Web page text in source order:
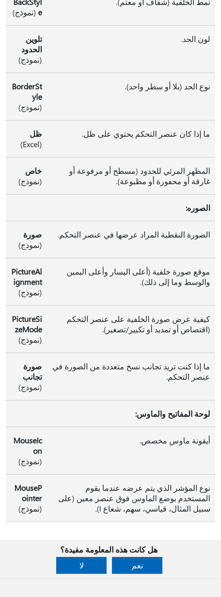
e (نموذج)
لون الحد.
تلوين
الحدود
(نموذج)
نوع الحد (بلا أو سطر واحد).
BorderSt
yle
(نموذج)
ما إذا كان عنصر التحكم يحتوي على ظل.
ظل
(Excel)
المظهر المرئي للحدود (مسطح أو مرفوعة أو
غارقة أو محفورة أو مطبوعة).
خاص
(نموذج)
الصوره:
الصورة النقطية المراد عرضها في عنصر التحكم.
صورة
(نموذج)
موقع صورة خلفية (أعلى اليسار وأعلى اليمين
والوسط وما إلى ذلك).
PictureAl
ignment
(نموذج)
كيفية عرض صورة الخلفية على عنصر التحكم
(اقتصاص أو تمديد أو تكبير/تصغير).
PictureSi
zeMode
(نموذج)
ما إذا كنت تريد تجانب نسخ متعددة من الصورة في
عنصر التحكم.
صورة
تجانب
(نموذج)
لوحة المفاتيح والماوس:
أيقونة ماوس مخصص.
MouseIc
on
(نموذج)
نوع المؤشر الذي يتم عرضه عندما يقوم
المستخدم بوضع الماوس فوق عنصر معين (على
سبيل المثال، قياسي، سهم، شعاع I).
MouseP
ointer
(نموذج)
هل كانت هذه المعلومة مفيدة؟
نعم
لا